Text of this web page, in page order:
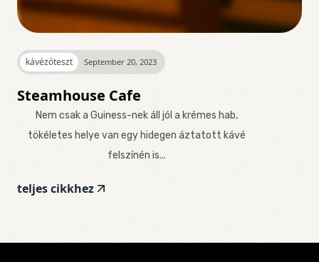
kávézóteszt September 20, 2023
Steamhouse Cafe
Nem csak a Guiness-nek áll jól a krémes hab,
tökéletes helye van egy hidegen áztatott kávé
felszínén is...
teljes cikkhez